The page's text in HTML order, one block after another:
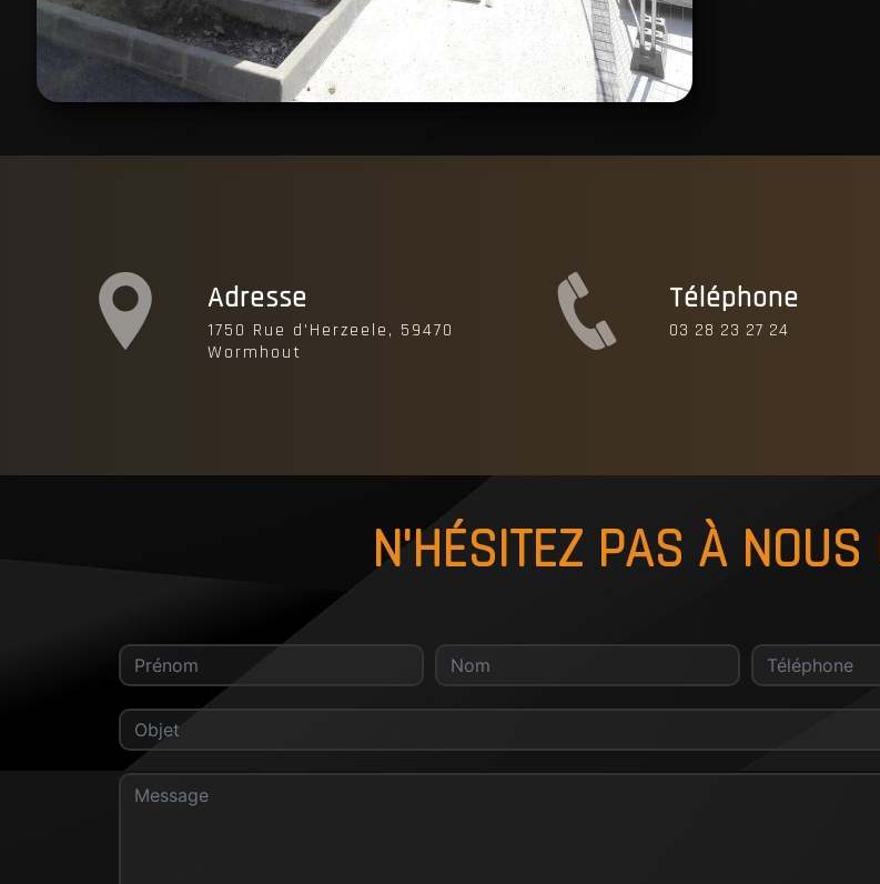
Adresse
1750 Rue d'Herzeele, 59470
Wormhout
Téléphone
03 28 23 27 24
N'HÉSITEZ PAS À NOUS